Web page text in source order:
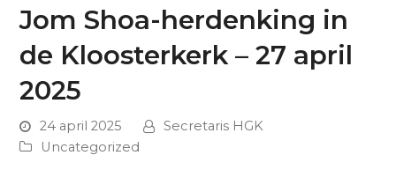
Jom Shoa-herdenking in
de Kloosterkerk – 27 april
2025
24 april 2025
Secretaris HGK
Uncategorized